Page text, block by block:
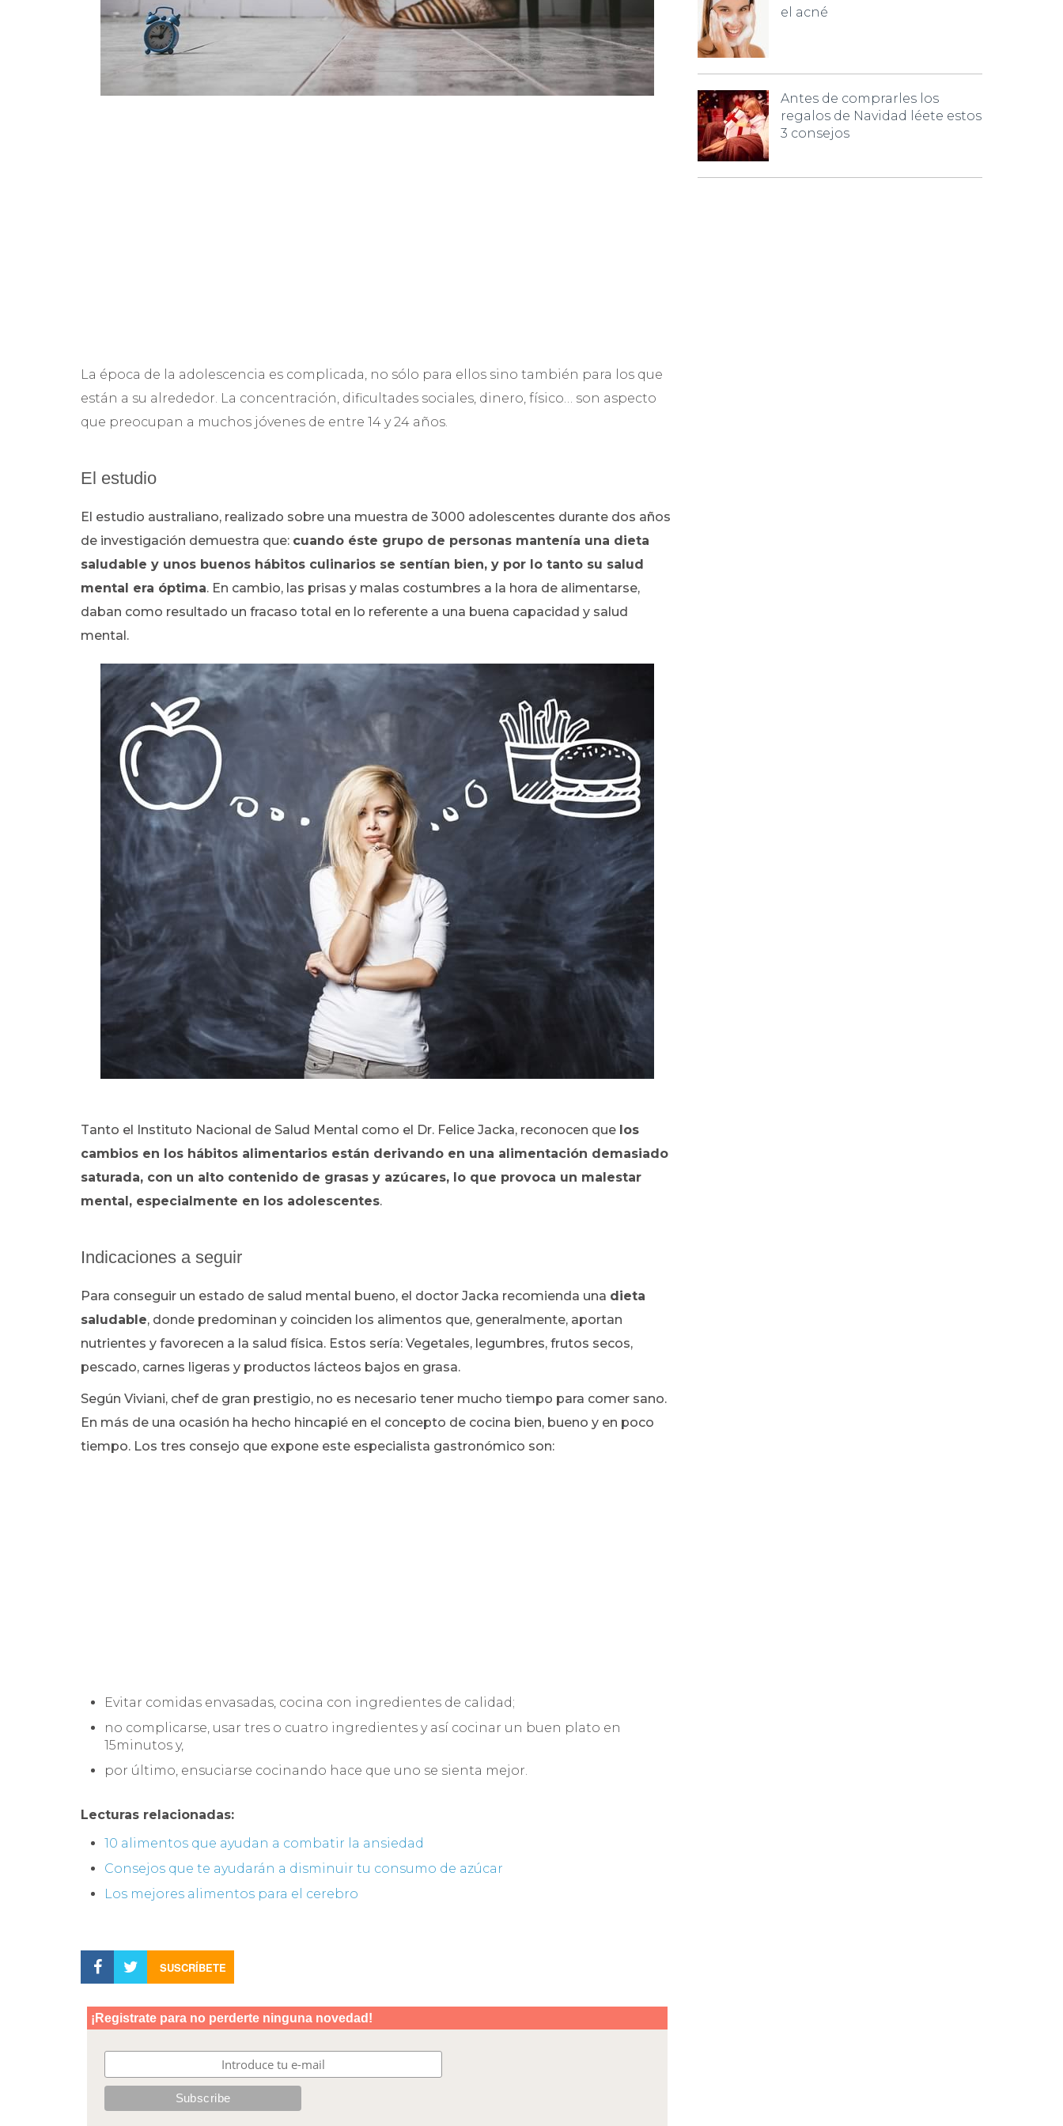
La época de la adolescencia es complicada, no sólo para ellos sino también para los que
están a su alrededor. La concentración, dificultades sociales, dinero, físico… son aspecto
que preocupan a muchos jóvenes de entre 14 y 24 años.
El estudio
El estudio australiano, realizado sobre una muestra de 3000 adolescentes durante dos años
de investigación demuestra que: cuando éste grupo de personas mantenía una dieta
saludable y unos buenos hábitos culinarios se sentían bien, y por lo tanto su salud
mental era óptima. En cambio, las prisas y malas costumbres a la hora de alimentarse,
daban como resultado un fracaso total en lo referente a una buena capacidad y salud
mental.
Tanto el Instituto Nacional de Salud Mental como el Dr. Felice Jacka, reconocen que los
cambios en los hábitos alimentarios están derivando en una alimentación demasiado
saturada, con un alto contenido de grasas y azúcares, lo que provoca un malestar
mental, especialmente en los adolescentes.
Indicaciones a seguir
Para conseguir un estado de salud mental bueno, el doctor Jacka recomienda una dieta
saludable, donde predominan y coinciden los alimentos que, generalmente, aportan
nutrientes y favorecen a la salud física. Estos sería: Vegetales, legumbres, frutos secos,
pescado, carnes ligeras y productos lácteos bajos en grasa.
Según Viviani, chef de gran prestigio, no es necesario tener mucho tiempo para comer sano.
En más de una ocasión ha hecho hincapié en el concepto de cocina bien, bueno y en poco
tiempo. Los tres consejo que expone este especialista gastronómico son:
Evitar comidas envasadas, cocina con ingredientes de calidad;
no complicarse, usar tres o cuatro ingredientes y así cocinar un buen plato en
15minutos y,
por último, ensuciarse cocinando hace que uno se sienta mejor.
Lecturas relacionadas:
10 alimentos que ayudan a combatir la ansiedad
Consejos que te ayudarán a disminuir tu consumo de azúcar
Los mejores alimentos para el cerebro
SUSCRÍBETE
el acné
Antes de comprarles los
regalos de Navidad léete estos
3 consejos